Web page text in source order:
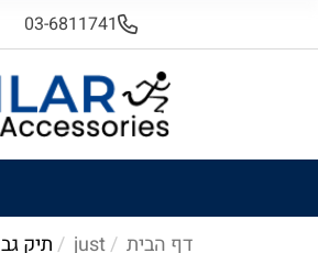
03-6811741
דף הבית
just תיק גב cali